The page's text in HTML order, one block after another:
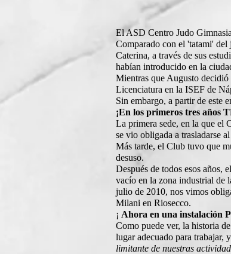
El ASD Centro Judo
Comparado con el 'tatami'
Caterina, a través de sus
habían introducido en la
Mientras que Augusto
Licenciatura en la ISEF de
Sin embargo, a partir de este
¡En los primeros tres años
La primera sede, en la que el
se vio obligada a trasladarse
Más tarde, el Club tuvo que
desuso.
Después de todos esos años,
vacío en la zona industrial de
julio de 2010, nos vimos
Milani en Riosecco.
¡ Ahora en una instalación
Como puede ver, la historia
lugar adecuado para trabajar,
limitante de nuestras